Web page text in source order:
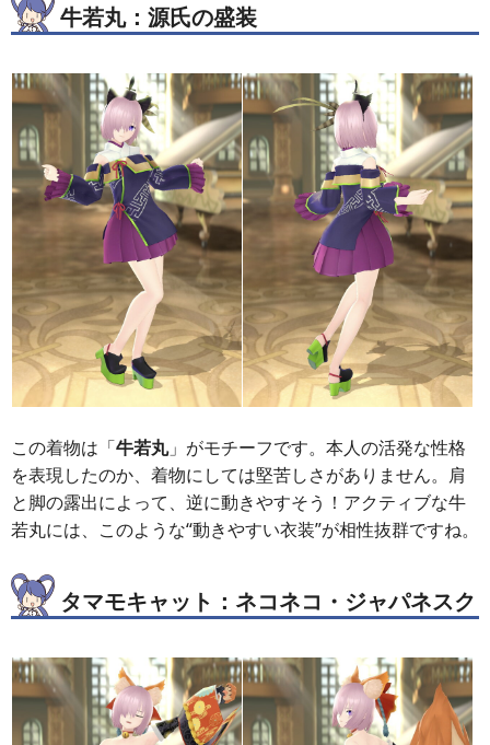
牛若丸：源氏の盛装
この着物は「牛若丸」がモチーフです。本人の活発な性格
を表現したのか、着物にしては堅苦しさがありません。肩
と脚の露出によって、逆に動きやすそう！アクティブな牛
若丸には、このような“動きやすい衣装”が相性抜群ですね。
タマモキャット：ネコネコ・ジャパネスク